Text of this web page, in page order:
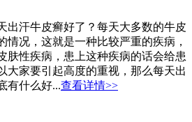
出汗牛皮癣好了？每天大多数的牛皮
情况，这就是一种比较严重的疾病，
肤性疾病，患上这种疾病的话会给患
大家要引起高度的重视，那么每天出
有什么好...查看详情>>